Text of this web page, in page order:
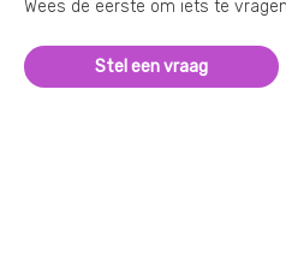
Wees de eerste om iets te
Stel een vraag